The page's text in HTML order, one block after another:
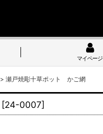
マイページ
> 瀬戸焼彫十草ポット かご網
[24-0007]